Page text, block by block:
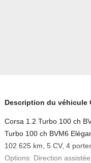
Description du véhicule
Corsa 1.2 Turbo 100 ch
Turbo 100 ch BVM6
102 625 km, 5 CV, 4
Options: Direction